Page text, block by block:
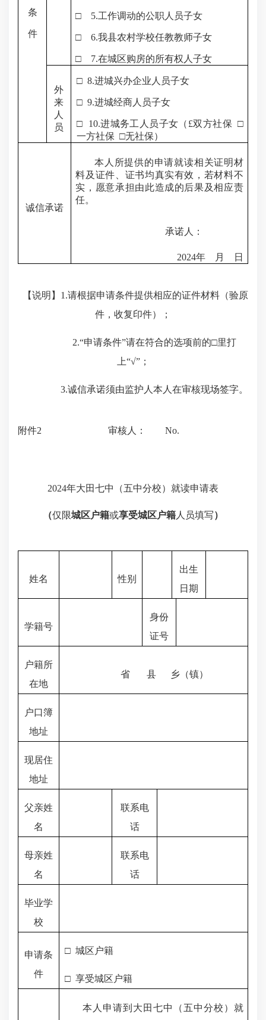
条
件
□ 5.工作调动的公职人员子女
□ 6.我县农村学校任教教师子女
□ 7.在城区购房的所有权人子女
外
来
人
员
□ 8.进城兴办企业人员子女
□ 9.进城经商人员子女
□ 10.进城务工人员子女（ £双方社保 □
一方社保 □无社保）
诚信承诺
本人所提供的申请就读相关证明材
料及证件、证书均真实有效，若材料不
实，愿意承担由此造成的后果及相应责
任。
承诺人：
2024年 月 日
【说明 】 1.请根据申请条件提供相应的证件材料（验原
件，收复印件）；
2.“申请条件”请在符合的选项前的□里打
上“√”；
3.诚信承诺须由监护人本人在审核现场签字。
附件2 审核人： No.
2024年大田七中（五中分校）就读申请表
（仅限城区户籍或享受城区户籍 人员填写）
姓名 性别
出生
日期
学籍号
身份
证号
户籍所
在地
省 县 乡（镇）
户口簿
地址
现居住
地址
父亲姓
名
联系电
话
母亲姓
名
联系电
话
毕业学
校
申请条
件
□ 城区户籍
□ 享受城区户籍
本人申请到大田七中（五中分校）就